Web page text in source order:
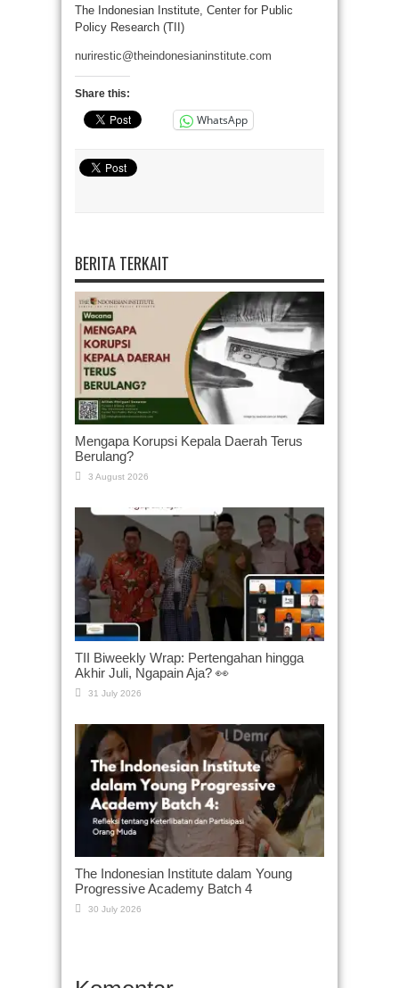
The Indonesian Institute, Center for Public
Policy Research (TII)
nurirestic@theindonesianinstitute.com
Share this:
WhatsApp
BERITA TERKAIT
Mengapa Korupsi Kepala Daerah Terus
Berulang?
3 August 2026
TII Biweekly Wrap: Pertengahan hingga
Akhir Juli, Ngapain Aja? 👀
31 July 2026
The Indonesian Institute dalam Young
Progressive Academy Batch 4
30 July 2026